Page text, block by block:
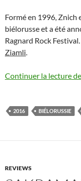
Formé en 1996, Znich
biélorusse et a été
Ragnard Rock
Ziamli.
Continuer la lecture de
2016 BIÉLORUSSIE
REVIEWS